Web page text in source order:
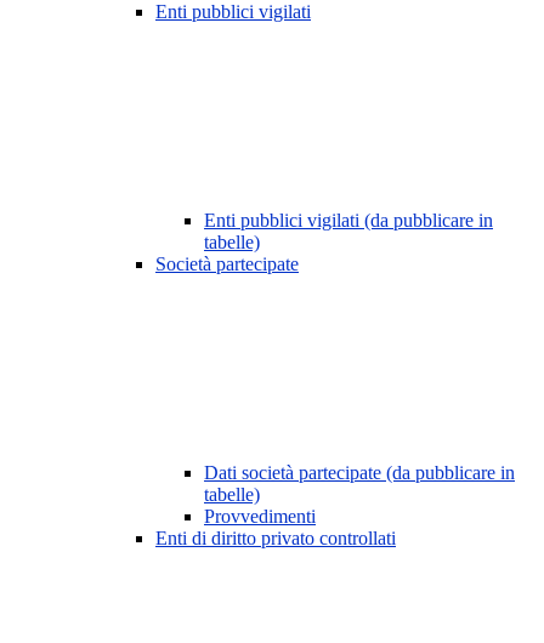
Enti pubblici vigilati
Enti pubblici vigilati (da pubblicare in
tabelle)
Società partecipate
Dati società partecipate (da pubblicare in
tabelle)
Provvedimenti
Enti di diritto privato controllati